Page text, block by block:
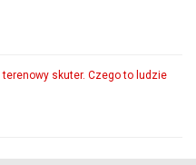
terenowy skuter. Czego to ludzie